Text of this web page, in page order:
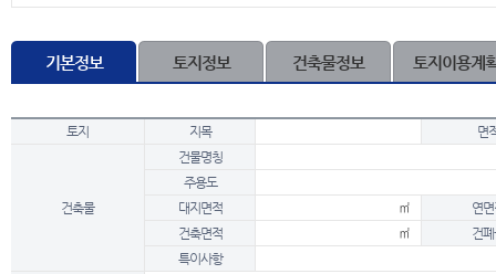
기본정보 토지정보 건축물정보 토지이용계
토지 지목 면
건축물
건물명칭
주용도
대지면적
㎡
연
건축면적
㎡
건
특이사항